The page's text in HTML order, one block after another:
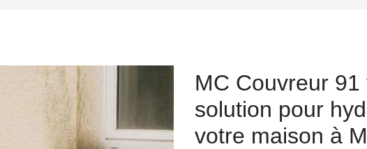
MC Couvreur
solution pour
votre maison à